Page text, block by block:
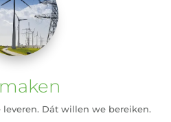
Dát willen we bereiken.